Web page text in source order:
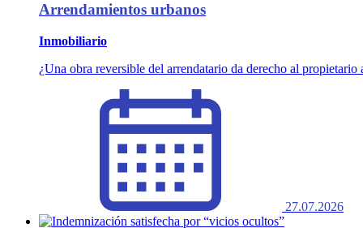
Arrendamientos urbanos
Inmobiliario
¿Una obra reversible del arrendatario da derecho al propietario
27.07.2026